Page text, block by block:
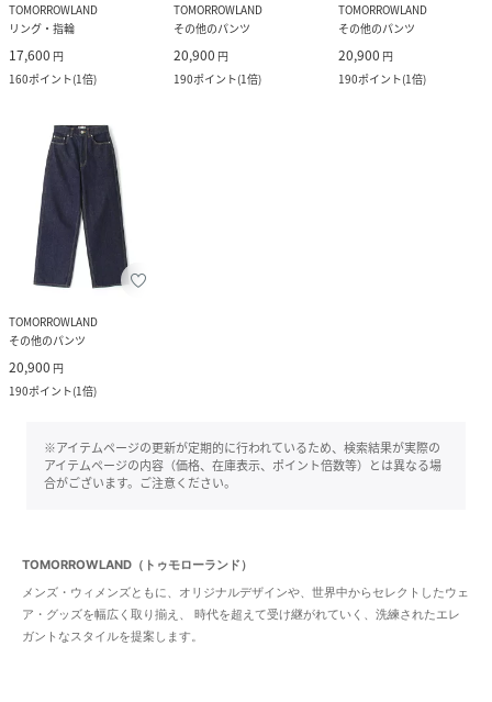
TOMORROWLAND
リング・指輪
17,600 円
160ポイント(1倍)
TOMORROWLAND
その他のパンツ
20,900 円
190ポイント(1倍)
TOMORROWLAND
その他のパンツ
20,900 円
190ポイント(1倍)
TOMORROWLAND
その他のパンツ
20,900 円
190ポイント(1倍)
※アイテムページの更新が定期的に行われているため、検索結果が実際の
アイテムページの内容（価格、在庫表示、ポイント倍数等）とは異なる場
合がございます。ご注意ください。
TOMORROWLAND（トゥモローランド）
メンズ・ウィメンズともに、オリジナルデザインや、世界中からセレクトしたウェ
ア・グッズを幅広く取り揃え、 時代を超えて受け継がれていく、洗練されたエレ
ガントなスタイルを提案します。